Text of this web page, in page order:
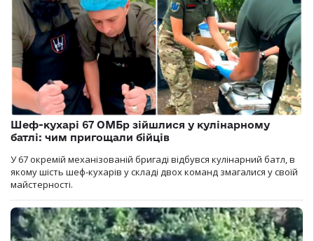
Шеф-кухарі 67 ОМБр зійшлися у кулінарному
батлі: чим пригощали бійців
У 67 окремій механізованій бригаді відбувся кулінарний батл, в
якому шість шеф-кухарів у складі двох команд змагалися у своїй
майстерності.